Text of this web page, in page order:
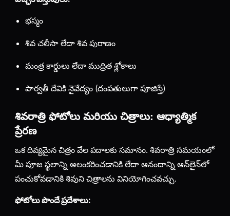
భస్మం
శివ చలీసా లేదా శివ పురాణం
మంత్ర కార్డులు లేదా ముద్రిత శ్లోకాలు
పార్వతీ దేవికి నైవేద్యం (దంపతులుగా పూజిస్తే)
శివరాత్రి ఫోటోలు మరియు చిత్రాలు: ఆధ్యాత్మిక
ప్రేరణ
ఒక దివ్యమైన చిత్రం వేల పదాలకు సమానం. శివరాత్రి సమయంలో
మీ పూజ స్థలాన్ని అలంకరించడానికి లేదా ఆనందాన్ని ఆన్‌లైన్‌లో
పంచుకోవడానికి శివుని చిత్రాలను వినియోగించవచ్చు.
ఫోటోలు పొందే ప్రదేశాలు: